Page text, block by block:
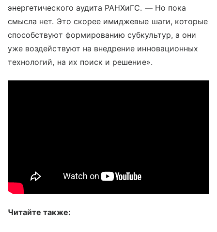
энергетического аудита РАНХиГС. — Но пока
смысла нет. Это скорее имиджевые шаги, которые
способствуют формированию субкультур, а они
уже воздействуют на внедрение инновационных
технологий, на их поиск и решение».
Читайте также: